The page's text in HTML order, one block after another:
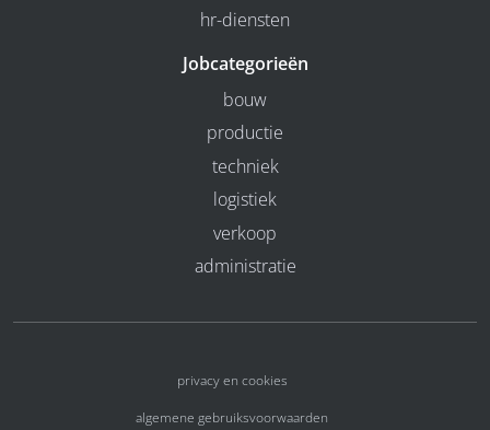
hr-diensten
Jobcategorieën
bouw
productie
techniek
logistiek
verkoop
administratie
privacy en cookies
algemene gebruiksvoorwaarden